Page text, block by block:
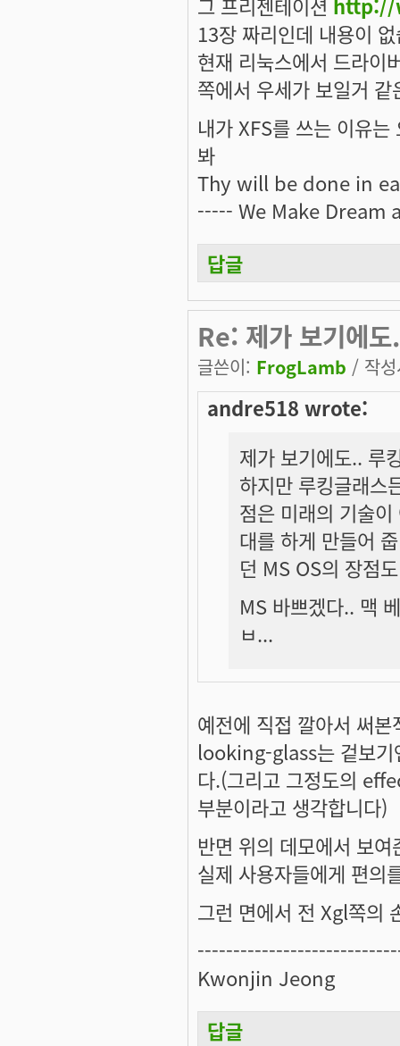
13장 짜리인데 내용이
현재 리눅스에서 드라이
쪽에서 우세가 보일거 같
내가 XFS를 쓰는 이유
봐
Thy will be done in
----- We Make Dream
답글
Re: 제가 보기에
글쓴이: FrogLamb / 작
andre518 wrote:
제가 보기에도.. 루
하지만 루킹글래스
점은 미래의 기술
대를 하게 만들어
던 MS OS의 장점
MS 바쁘겠다.. 맥
ㅂ...
예전에 직접 깔아서 써
looking-glass는 겉보기
다.(그리고 그정도의
부분이라고 생각합니다)
반면 위의 데모에서 보
실제 사용자들에게 편의
그런 면에서 전 Xgl쪽의
Kwonjin Jeong
답글